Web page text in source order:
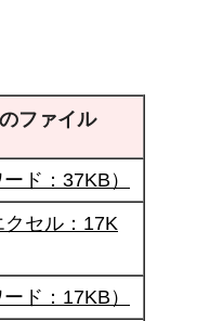
ファイル
ド：37KB）
クセル：17K
ド：17KB）